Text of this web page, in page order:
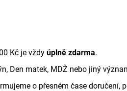
Kč je vždy úplně zdarma.
Den matek, MDŽ nebo jiný
o přesném čase